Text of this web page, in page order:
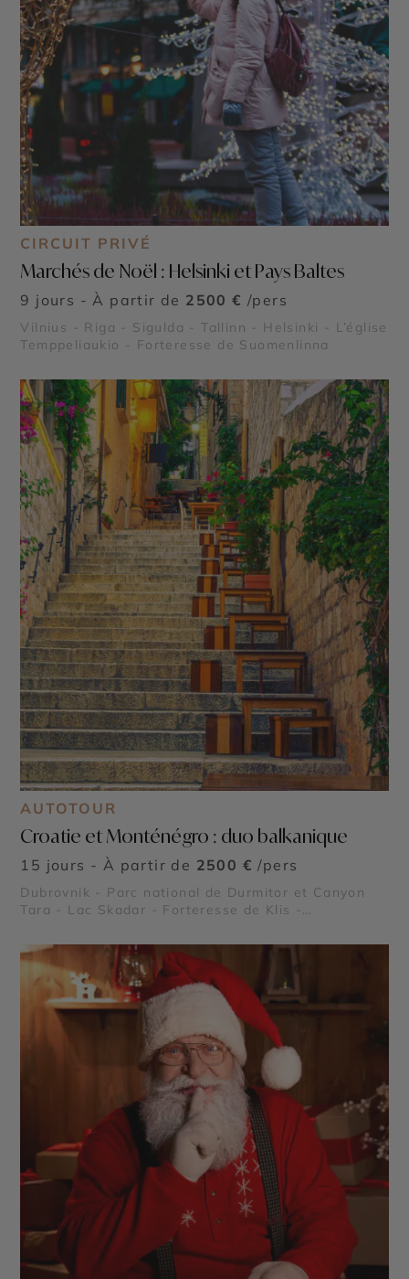
CIRCUIT PRIVÉ
Marchés de Noël : Helsinki et Pays Baltes
9 jours - À partir de 2500 € /pers
Vilnius - Riga - Sigulda - Tallinn - Helsinki - L’église
Temppeliaukio - Forteresse de Suomenlinna
AUTOTOUR
Croatie et Monténégro : duo balkanique
15 jours - À partir de 2500 € /pers
Dubrovnik - Parc national de Durmitor et Canyon
Tara - Lac Skadar - Forteresse de Klis -
Parc national de Biogradska Gora - Parc du Lovcen